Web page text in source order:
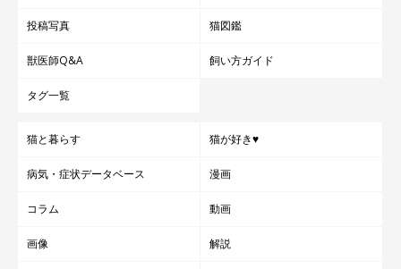
投稿写真 猫図鑑
獣医師Q&A 飼い方ガイド
タグ一覧
猫と暮らす 猫が好き♥
病気・症状データベース 漫画
コラム 動画
画像 解説